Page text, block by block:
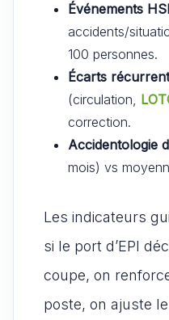
Événements
accidents/
100 personnes.
Écarts
(circulation,
correction.
Accidentologie
mois) vs
Les indicateurs
si le port d’EPI
coupe, on
poste, on ajuste